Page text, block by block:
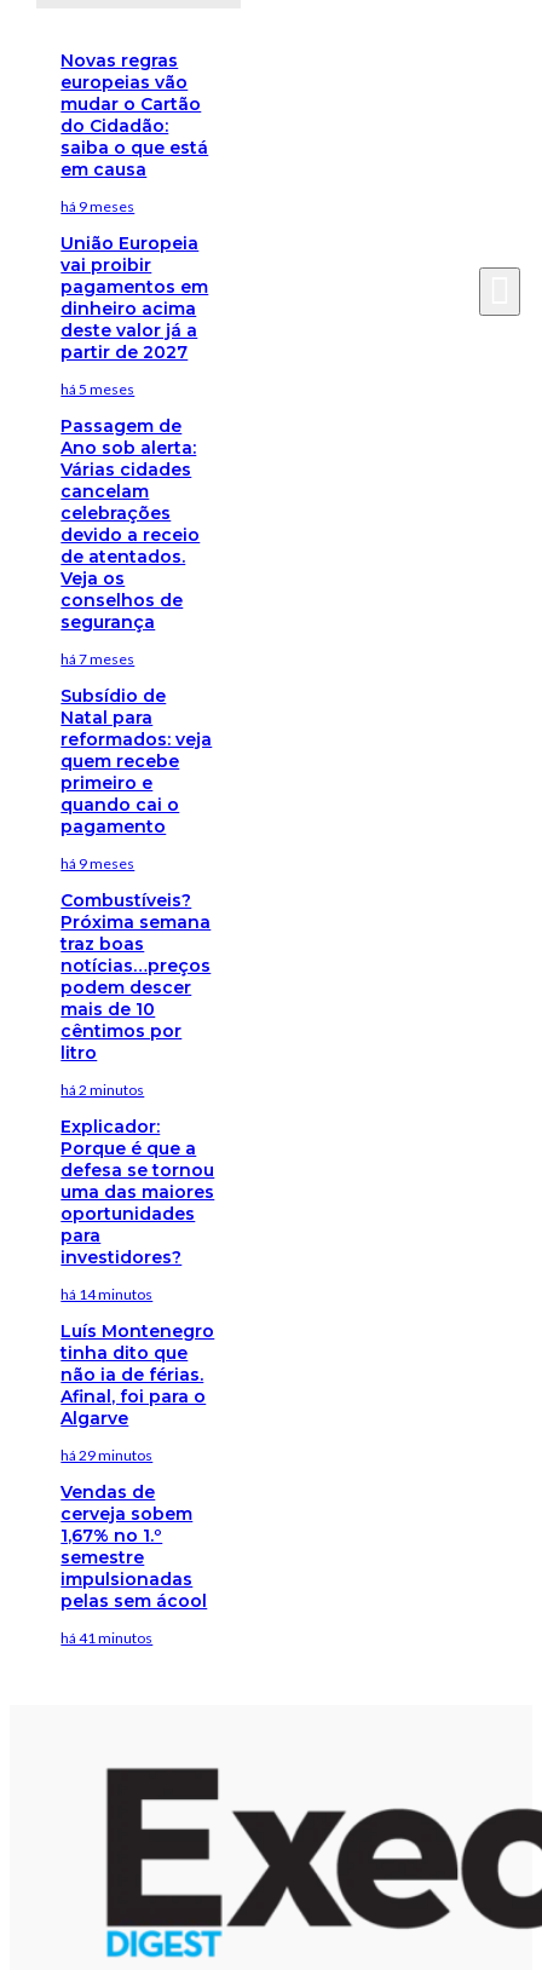
Novas regras
europeias vão
mudar o Cartão
do Cidadão:
saiba o que está
em causa
há 9 meses
União Europeia
vai proibir
pagamentos em
dinheiro acima
deste valor já a
partir de 2027
há 5 meses
Passagem de
Ano sob alerta:
Várias cidades
cancelam
celebrações
devido a receio
de atentados.
Veja os
conselhos de
segurança
há 7 meses
Subsídio de
Natal para
reformados: veja
quem recebe
primeiro e
quando cai o
pagamento
há 9 meses
Combustíveis?
Próxima semana
traz boas
notícias…preços
podem descer
mais de 10
cêntimos por
litro
há 2 minutos
Explicador:
Porque é que a
defesa se tornou
uma das maiores
oportunidades
para
investidores?
há 14 minutos
Luís Montenegro
tinha dito que
não ia de férias.
Afinal, foi para o
Algarve
há 29 minutos
Vendas de
cerveja sobem
1,67% no 1.º
semestre
impulsionadas
pelas sem ácool
há 41 minutos